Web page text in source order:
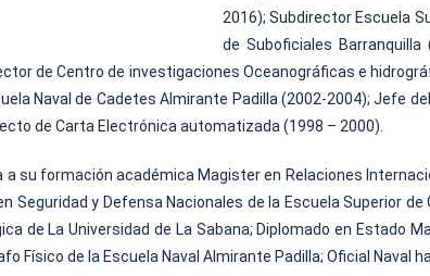
2016); Subdirector Escuela
de Suboficiales
de Centro de investigaciones Oceanográficas e
Naval de Cadetes Almirante Padilla (2002-2004); Jefe
de Carta Electrónica automatizada (1998 – 2000).
a su formación académica Magister en Relaciones
Seguridad y Defensa Nacionales de la Escuela Superior
de La Universidad de La Sabana; Diplomado en Estado
Físico de la Escuela Naval Almirante Padilla; Oficial Naval